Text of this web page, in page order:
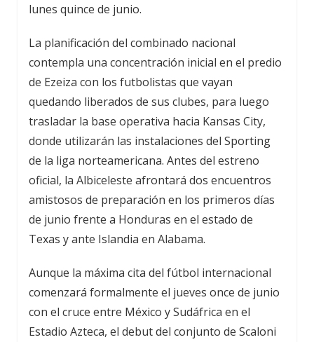
lunes quince de junio.
La planificación del combinado nacional
contempla una concentración inicial en el predio
de Ezeiza con los futbolistas que vayan
quedando liberados de sus clubes, para luego
trasladar la base operativa hacia Kansas City,
donde utilizarán las instalaciones del Sporting
de la liga norteamericana. Antes del estreno
oficial, la Albiceleste afrontará dos encuentros
amistosos de preparación en los primeros días
de junio frente a Honduras en el estado de
Texas y ante Islandia en Alabama.
Aunque la máxima cita del fútbol internacional
comenzará formalmente el jueves once de junio
con el cruce entre México y Sudáfrica en el
Estadio Azteca, el debut del conjunto de Scaloni